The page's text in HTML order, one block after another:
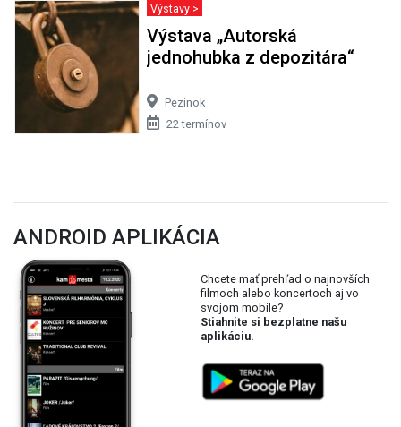
Výstavy >
Výstava „Autorská
jednohubka z depozitára“
Pezinok
22 termínov
ANDROID APLIKÁCIA
Chcete mať prehľad o najnovších
filmoch alebo koncertoch aj vo
svojom mobile?
Stiahnite si bezplatne našu
aplikáciu.